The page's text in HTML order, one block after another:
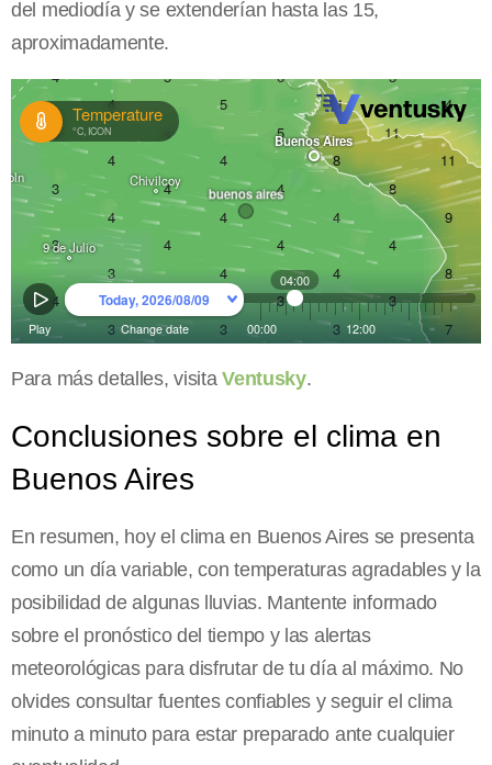
del mediodía y se extenderían hasta las 15,
aproximadamente.
Para más detalles, visitaVentusky.
Conclusiones sobre el clima en
Buenos Aires
En resumen, hoy el clima en Buenos Aires se presenta
como un día variable, con temperaturas agradables y la
posibilidad de algunas lluvias. Mantente informado
sobre el pronóstico del tiempo y las alertas
meteorológicas para disfrutar de tu día al máximo. No
olvides consultar fuentes confiables y seguir el clima
minuto a minuto para estar preparado ante cualquier